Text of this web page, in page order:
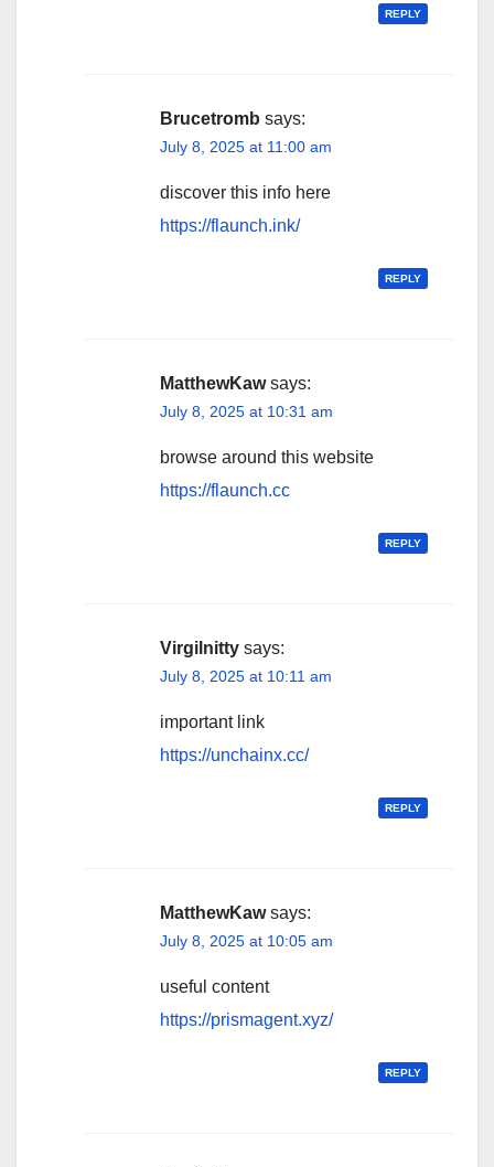
REPLY
Brucetromb says:
July 8, 2025 at 11:00 am
discover this info here
https://flaunch.ink/
REPLY
MatthewKaw says:
July 8, 2025 at 10:31 am
browse around this website
https://flaunch.cc
REPLY
Virgilnitty says:
July 8, 2025 at 10:11 am
important link
https://unchainx.cc/
REPLY
MatthewKaw says:
July 8, 2025 at 10:05 am
useful content
https://prismagent.xyz/
REPLY